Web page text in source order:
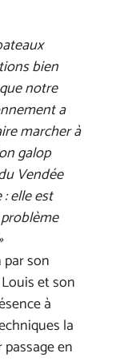
bien
notre
a
marcher à
galop
Vendée
elle est
son
et son
à
la
en